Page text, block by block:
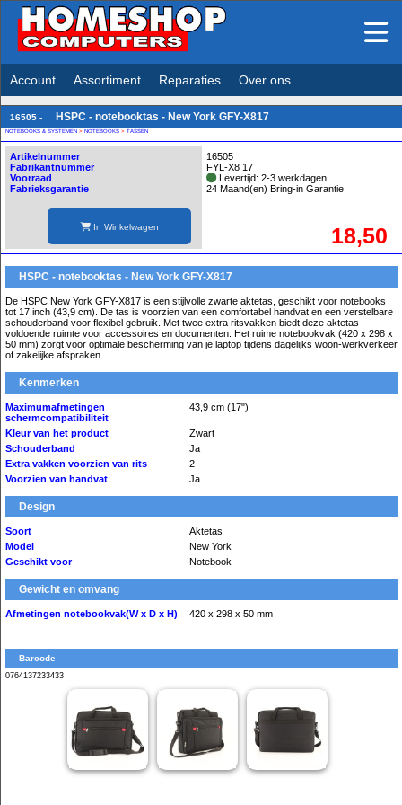
Account Assortiment Reparaties Over ons
16505 - HSPC - notebooktas - New York GFY-X817
NOTEBOOKS & SYSTEMEN > NOTEBOOKS > TASSEN
Artikelnummer
Fabrikantnummer
Voorraad
Fabrieksgarantie
In Winkelwagen
16505
FYL-X8 17
Levertijd: 2-3 werkdagen
24 Maand(en) Bring-in Garantie
18,50
HSPC - notebooktas - New York GFY-X817
De HSPC New York GFY-X817 is een stijlvolle zwarte aktetas, geschikt voor notebooks
tot 17 inch (43,9 cm). De tas is voorzien van een comfortabel handvat en een verstelbare
schouderband voor flexibel gebruik. Met twee extra ritsvakken biedt deze aktetas
voldoende ruimte voor accessoires en documenten. Het ruime notebookvak (420 x 298 x
50 mm) zorgt voor optimale bescherming van je laptop tijdens dagelijks woon-werkverkeer
of zakelijke afspraken.
Kenmerken
Maximumafmetingen
schermcompatibiliteit
43,9 cm (17")
Kleur van het product
Zwart
Schouderband
Ja
Extra vakken voorzien van rits
2
Voorzien van handvat
Ja
Design
Soort
Aktetas
Model
New York
Geschikt voor
Notebook
Gewicht en omvang
Afmetingen notebookvak(W x D x H) 420 x 298 x 50 mm
Barcode
0764137233433